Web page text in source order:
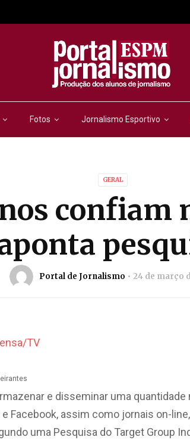
Fotos Jornalismo Esportivo
GERAL
confiam
Portal de Jornalismo 24 de março
e disseminar uma
Facebook, assim como jornais on-
uma Pesquisa do Target Group